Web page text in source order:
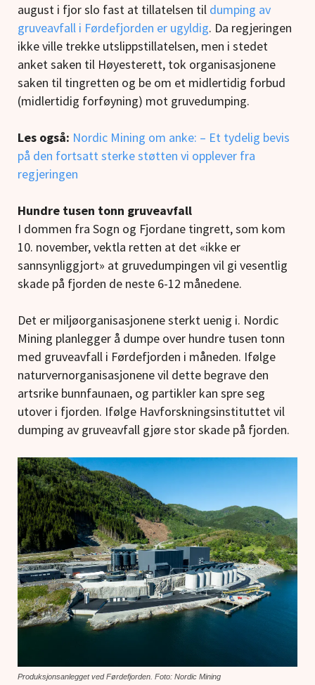
august i fjor slo fast at tillatelsen til dumping av
gruveavfall i Førdefjorden er ugyldig. Da regjeringen
ikke ville trekke utslippstillatelsen, men i stedet
anket saken til Høyesterett, tok organisasjonene
saken til tingretten og be om et midlertidig forbud
(midlertidig forføyning) mot gruvedumping.
Les også: Nordic Mining om anke: – Et tydelig bevis
på den fortsatt sterke støtten vi opplever fra
regjeringen
Hundre tusen tonn gruveavfall
I dommen fra Sogn og Fjordane tingrett, som kom
10. november, vektla retten at det «ikke er
sannsynliggjort» at gruvedumpingen vil gi vesentlig
skade på fjorden de neste 6-12 månedene.
Det er miljøorganisasjonene sterkt uenig i. Nordic
Mining planlegger å dumpe over hundre tusen tonn
med gruveavfall i Førdefjorden i måneden. Ifølge
naturvernorganisasjonene vil dette begrave den
artsrike bunnfaunaen, og partikler kan spre seg
utover i fjorden. Ifølge Havforskningsinstituttet vil
dumping av gruveavfall gjøre stor skade på fjorden.
Produksjonsanlegget ved Førdefjorden. Foto: Nordic Mining